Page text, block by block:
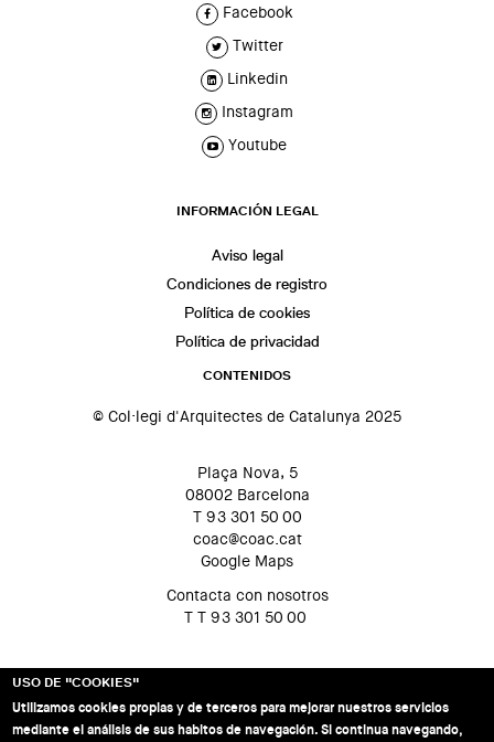
Facebook
Twitter
Linkedin
Instagram
Youtube
INFORMACIÓN LEGAL
Aviso legal
Condiciones de registro
Política de cookies
Política de privacidad
CONTENIDOS
© Col·legi d'Arquitectes de Catalunya 2025
Plaça Nova, 5
08002 Barcelona
T 93 301 50 00
coac@coac.cat
Google Maps
Contacta con nosotros
T T 93 301 50 00
USO DE "COOKIES"
Utilizamos cookies propias y de terceros para mejorar nuestros servicios
mediante el análisis de sus habitos de navegación. Si continua navegando,